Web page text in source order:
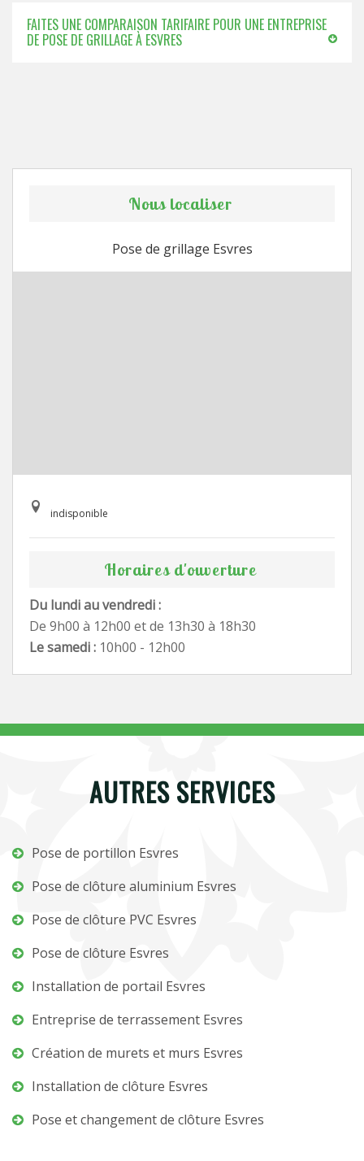
FAITES UNE COMPARAISON TARIFAIRE POUR UNE ENTREPRISE
DE POSE DE GRILLAGE À ESVRES
Nous localiser
Pose de grillage Esvres
indisponible
Horaires d'ouverture
Du lundi au vendredi :
De 9h00 à 12h00 et de 13h30 à 18h30
Le samedi : 10h00 - 12h00
AUTRES SERVICES
Pose de portillon Esvres
Pose de clôture aluminium Esvres
Pose de clôture PVC Esvres
Pose de clôture Esvres
Installation de portail Esvres
Entreprise de terrassement Esvres
Création de murets et murs Esvres
Installation de clôture Esvres
Pose et changement de clôture Esvres